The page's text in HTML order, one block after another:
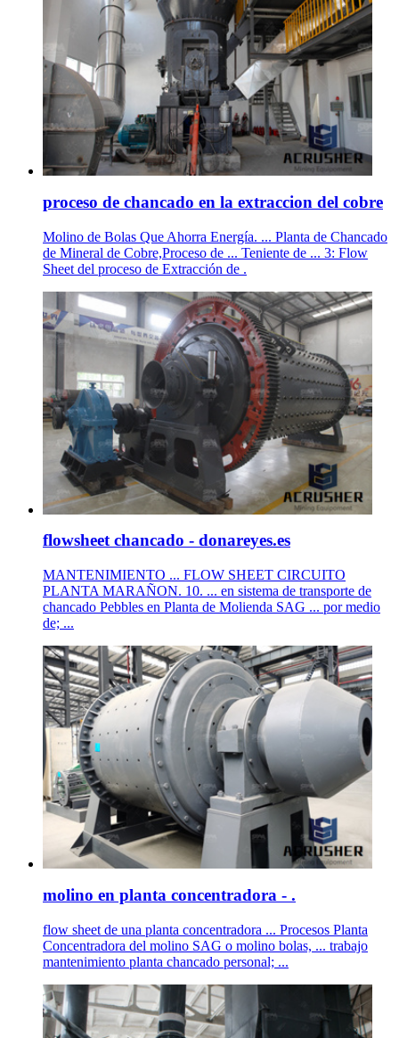
proceso de chancado en la extraccion del cobre
Molino de Bolas Que Ahorra Energía. ... Planta de Chancado
de Mineral de Cobre,Proceso de ... Teniente de ... 3: Flow
Sheet del proceso de Extracción de .
flowsheet chancado - donareyes.es
MANTENIMIENTO ... FLOW SHEET CIRCUITO
PLANTA MARAÑON. 10. ... en sistema de transporte de
chancado Pebbles en Planta de Molienda SAG ... por medio
de; ...
molino en planta concentradora - .
flow sheet de una planta concentradora ... Procesos Planta
Concentradora del molino SAG o molino bolas, ... trabajo
mantenimiento planta chancado personal; ...